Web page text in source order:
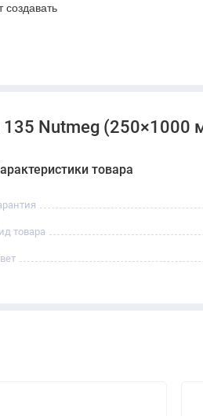
создавать
135 Nutmeg
товара
товара